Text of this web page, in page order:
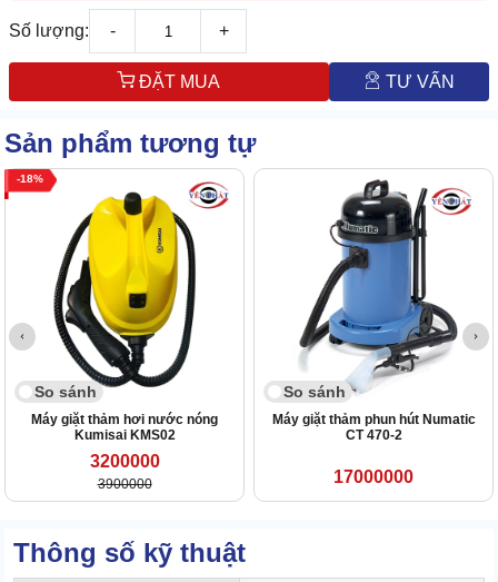
Số lượng: - +
ĐẶT MUA TƯ VẤN
Sản phẩm tương tự
18
So sánh
Máy giặt thảm hơi nước nóng
Kumisai KMS02
3200000
3900000
So sánh
Máy giặt thảm phun hút Numatic
CT 470-2
17000000
Thông số kỹ thuật